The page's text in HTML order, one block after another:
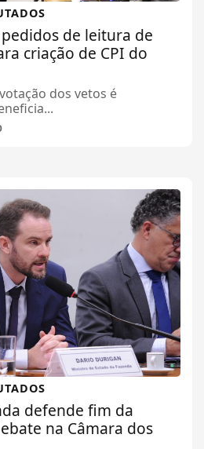
de leitura de
criação de CPI do
dos vetos é
defende fim da
na Câmara dos